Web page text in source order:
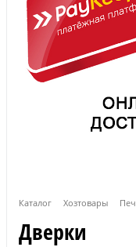
Каталог Хозтовары
Дверки